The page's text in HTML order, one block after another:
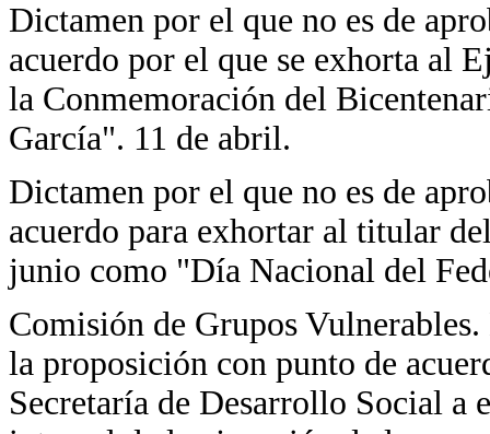
Dictamen por el que no es de
acuerdo por el que se exhorta al
la Conmemoración del
García". 11 de abril.
Dictamen por el que no es de
acuerdo para exhortar al titular
junio como "Día Nacional del
Comisión de Grupos
la proposición con punto de
Secretaría de Desarrollo Social a